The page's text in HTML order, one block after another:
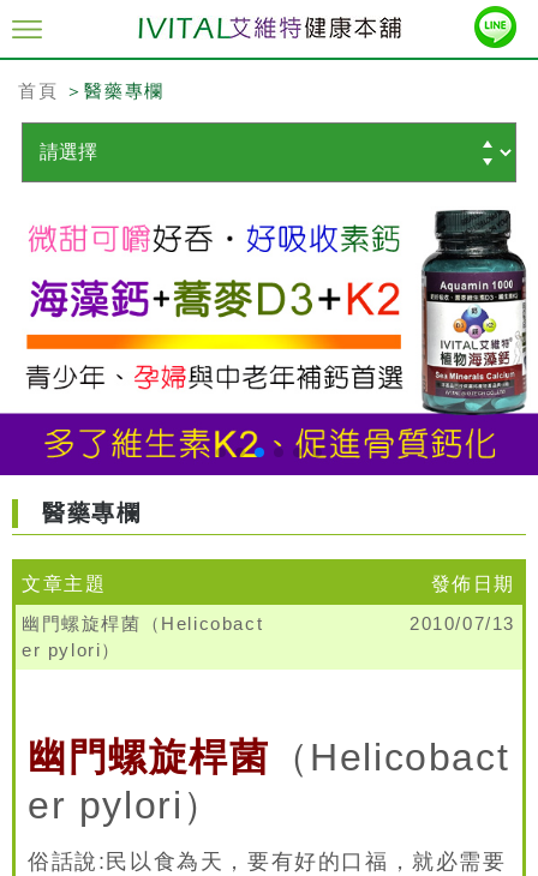
首頁 ＞醫藥專欄
醫藥專欄
文章主題
發佈日期
幽門螺旋桿菌（Helicobact
er pylori）
2010/07/13
幽門螺旋桿菌 （Helicobact
er pylori）
俗話說:民以食為天，要有好的口福，就必需要